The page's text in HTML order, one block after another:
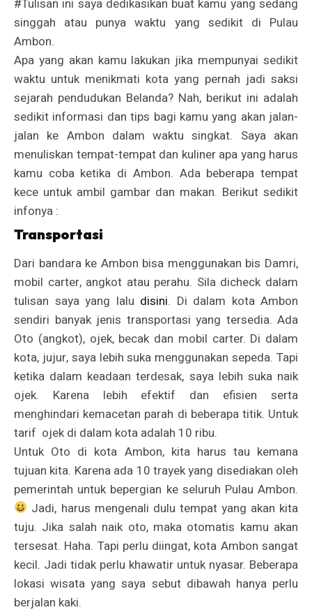
#Tulisan ini saya dedikasikan buat kamu yang sedang
singgah atau punya waktu yang sedikit di Pulau
Ambon.
Apa yang akan kamu lakukan jika mempunyai sedikit
waktu untuk menikmati kota yang pernah jadi saksi
sejarah pendudukan Belanda? Nah, berikut ini adalah
sedikit informasi dan tips bagi kamu yang akan jalan-
jalan ke Ambon dalam waktu singkat. Saya akan
menuliskan tempat-tempat dan kuliner apa yang harus
kamu coba ketika di Ambon. Ada beberapa tempat
kece untuk ambil gambar dan makan. Berikut sedikit
infonya :
Transportasi
Dari bandara ke Ambon bisa menggunakan bis Damri,
mobil carter, angkot atau perahu. Sila dicheck dalam
tulisan saya yang lalu disini. Di dalam kota Ambon
sendiri banyak jenis transportasi yang tersedia. Ada
Oto (angkot), ojek, becak dan mobil carter. Di dalam
kota, jujur, saya lebih suka menggunakan sepeda. Tapi
ketika dalam keadaan terdesak, saya lebih suka naik
ojek. Karena lebih efektif dan efisien serta
menghindari kemacetan parah di beberapa titik. Untuk
tarif ojek di dalam kota adalah 10 ribu.
Untuk Oto di kota Ambon, kita harus tau kemana
tujuan kita. Karena ada 10 trayek yang disediakan oleh
pemerintah untuk bepergian ke seluruh Pulau Ambon.
Jadi, harus mengenali dulu tempat yang akan kita
tuju. Jika salah naik oto, maka otomatis kamu akan
tersesat. Haha. Tapi perlu diingat, kota Ambon sangat
kecil. Jadi tidak perlu khawatir untuk nyasar. Beberapa
lokasi wisata yang saya sebut dibawah hanya perlu
berjalan kaki.